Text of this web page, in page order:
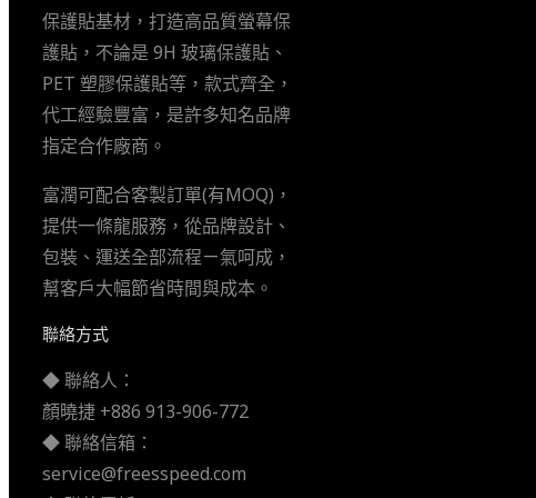
保護貼基材，打造高品質螢幕保
護貼，不論是 9H 玻璃保護貼、
PET 塑膠保護貼等，款式齊全，
代工經驗豐富，是許多知名品牌
指定合作廠商。
富潤可配合客製訂單(有MOQ)，
提供一條龍服務，從品牌設計、
包裝、運送全部流程ㄧ氣呵成，
幫客戶大幅節省時間與成本。
聯絡方式
◆ 聯絡人：
顏曉捷 +886 913-906-772
◆ 聯絡信箱：
service@freesspeed.com